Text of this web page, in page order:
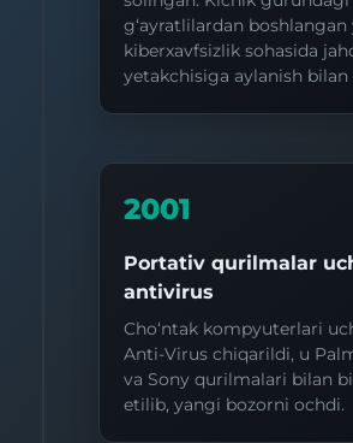
g‘ayratlilardan boshlangan
kiberxavfsizlik sohasida
yetakchisiga aylanish
2001
Portativ qurilmalar
antivirus
Cho‘ntak kompyuterlari
Anti-Virus chiqarildi, u
va Sony qurilmalari bilan
etilib, yangi bozorni ochdi.
ЗАГРУЗКЕ --- // Чтобы при первой
отображалась правильная цена по
updateProductCard();